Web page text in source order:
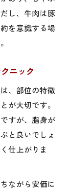
し、牛肉は豚
を意識する場
ニック
、部位の特徴
が大切です。
すが、脂身が
と良いでしょ
仕上がりま
ながら安価に